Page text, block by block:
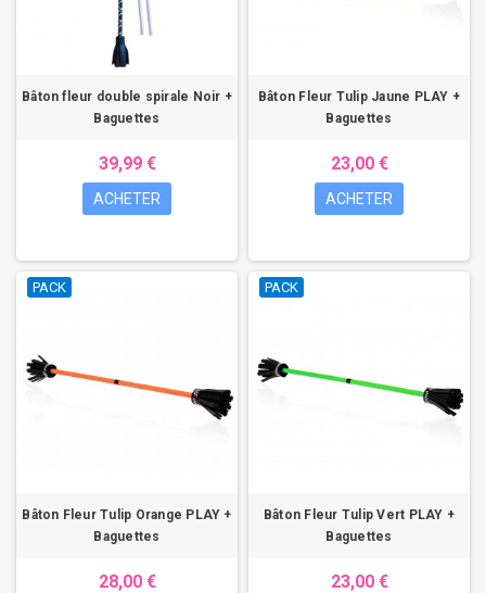
Bâton fleur double spirale Noir +
Baguettes
39,99 €
ACHETER
Bâton Fleur Tulip Jaune PLAY +
Baguettes
23,00 €
ACHETER
PACK
Bâton Fleur Tulip Orange PLAY +
Baguettes
28,00 €
PACK
Bâton Fleur Tulip Vert PLAY +
Baguettes
23,00 €